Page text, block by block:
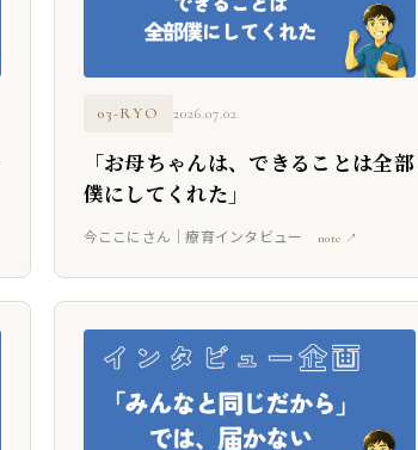
03-RYO 2026.07.02
「お母ちゃんは、できることは全部
僕にしてくれた」
今ここにさん｜療育インタビュー note ↗